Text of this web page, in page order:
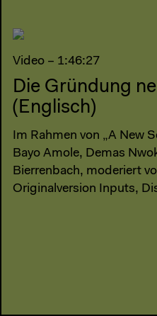
Video – 1:46:27
Die Gründung
(Englisch)
Im Rahmen von „A New
Bayo Amole, Demas
Bierrenbach, moderiert
Originalversion Inputs,